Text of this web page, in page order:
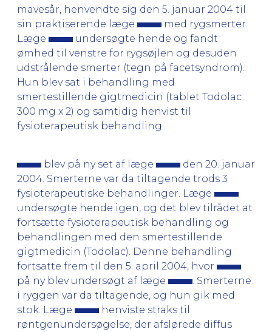
mavesår, henvendte sig den 5. januar 2004 til
sin praktiserende læge
med rygsmerter.
Læge
undersøgte hende og fandt
ømhed til venstre for rygsøjlen og desuden
udstrålende smerter (tegn på facetsyndrom).
Hun blev sat i behandling med
smertestillende gigtmedicin (tablet Todolac
300 mg x 2) og samtidig henvist til
fysioterapeutisk behandling.
blev på ny set af læge
den 20. januar
2004. Smerterne var da tiltagende trods 3
fysioterapeutiske behandlinger. Læge
undersøgte hende igen, og det blev tilrådet at
fortsætte fysioterapeutisk behandling og
behandlingen med den smertestillende
gigtmedicin (Todolac). Denne behandling
fortsatte frem til den 5. april 2004, hvor
på ny blev undersøgt af læge
. Smerterne
i ryggen var da tiltagende, og hun gik med
stok. Læge
henviste straks til
røntgenundersøgelse, der afslørede diffus